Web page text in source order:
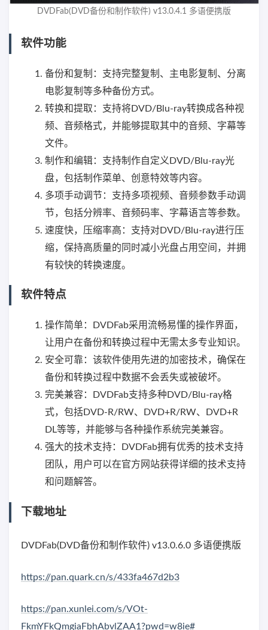
DVDFab(DVD备份和制作软件) v13.0.4.1 多语便携版
软件功能
备份和复制：支持完整复制、主电影复制、分离
电影复制等多种备份方式。
转换和提取：支持将DVD/Blu-ray转换成各种视
频、音频格式，并能够提取其中的音频、字幕等
文件。
制作和编辑：支持制作自定义DVD/Blu-ray光
盘，包括制作菜单、创意特效等内容。
多项手动调节：支持多项视频、音频参数手动调
节，包括分辨率、音频码率、字幕语言等参数。
速度快，压缩率高：支持对DVD/Blu-ray进行压
缩，保持高质量的同时减小光盘占用空间，并拥
有较快的转换速度。
软件特点
操作简单：DVDFab采用流畅易懂的操作界面，
让用户在备份和转换过程中无需太多专业知识。
安全可靠：该软件使用先进的加密技术，确保在
备份和转换过程中数据不会丢失或被破坏。
完美兼容：DVDFab支持多种DVD/Blu-ray格
式，包括DVD-R/RW、DVD+R/RW、DVD+R
DL等等，并能够与各种操作系统完美兼容。
强大的技术支持：DVDFab拥有优秀的技术支持
团队，用户可以在官方网站获得详细的技术支持
和问题解答。
下载地址
DVDFab(DVD备份和制作软件) v13.0.6.0 多语便携版
https://pan.quark.cn/s/433fa467d2b3
https://pan.xunlei.com/s/VOt-
FkmYFkQmgiaFbhAbvlZAA1?pwd=w8ie#